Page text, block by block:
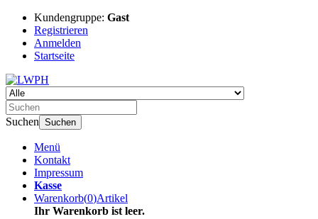
Kundengruppe: Gast
Registrieren
Anmelden
Startseite
Suchen Suchen
Menü
Kontakt
Impressum
Kasse
Warenkorb(0)Artikel
Ihr Warenkorb ist leer.